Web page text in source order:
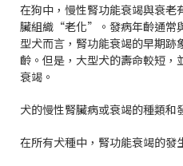
在狗中，慢性腎功能衰竭與衰老
臟組織“老化”。發病年齡通常
型犬而言，腎功能衰竭的早期
齡。但是，大型犬的壽命較短，
衰竭。
犬的慢性腎臟病或衰竭的種類和
在所有犬種中，腎功能衰竭的發